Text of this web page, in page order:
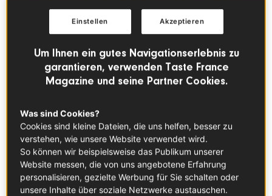
Gerade für eine jüngere, genussaffine und neugierige
Generation bietet die Stadt eine Vielzahl an
authentischen Orten, an denen französischer Wein mit
Leichtigkeit serviert wird – ganz ohne Schwellenangst,
Weinhandlungen mit Fokus auf biodynamische Winzer bis
hin zu Bars, in denen „Pet Nat“ genauso
selbstverständlich ausgeschenkt wird wie ein klassischer
Chablis.
Als Sommelière, die über viele Jahre in verschiedenen
Ländern gearbeitet, verkostet und gelebt hat, komme ich
Um Ihnen ein gutes Navigationserlebnis zu
garantieren, verwenden Taste France
Magazine und seine Partner Cookies.
Was sind Cookies?
Cookies sind kleine Dateien, die uns helfen, besser zu
verstehen, wie unsere Website verwendet wird.
So können wir beispielsweise das Publikum unserer
Website messen, die von uns angebotene Erfahrung
personalisieren, gezielte Werbung für Sie schalten oder
unsere Inhalte über soziale Netzwerke austauschen.
Akzeptieren
Einstellen